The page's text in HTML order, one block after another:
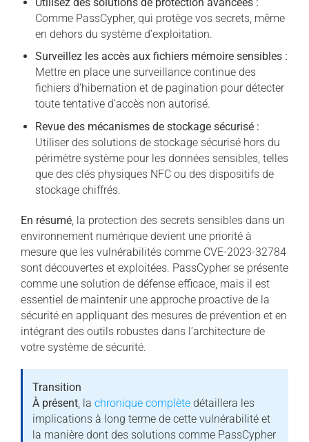
Comme PassCypher, qui protège vos secrets, même
en dehors du système d’exploitation.
Surveillez les accès aux fichiers mémoire sensibles :
Mettre en place une surveillance continue des
fichiers d’hibernation et de pagination pour détecter
toute tentative d’accès non autorisé.
Revue des mécanismes de stockage sécurisé :
Utiliser des solutions de stockage sécurisé hors du
périmètre système pour les données sensibles, telles
que des clés physiques NFC ou des dispositifs de
stockage chiffrés.
En résumé , la protection des secrets sensibles dans un
environnement numérique devient une priorité à
mesure que les vulnérabilités comme CVE-2023-32784
sont découvertes et exploitées. PassCypher se présente
comme une solution de défense efficace, mais il est
essentiel de maintenir une approche proactive de la
sécurité en appliquant des mesures de prévention et en
intégrant des outils robustes dans l’architecture de
votre système de sécurité.
Transition
À présent, lachronique complète détaillera les
implications à long terme de cette vulnérabilité et
la manière dont des solutions comme PassCypher